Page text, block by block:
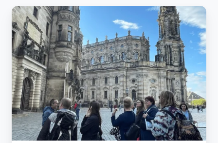
Opintomatka
osana
matkailualan
ammattilaisten
koulutusta
–
tosielämän
harjoitus
kansainvälisestä
matkailumyynnistä